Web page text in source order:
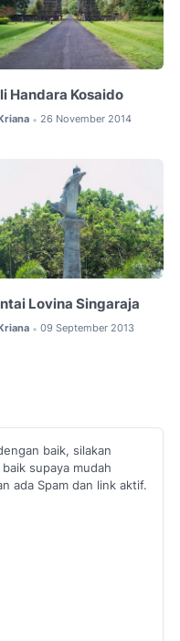
Handara Kosaido
• 26 November 2014
Lovina Singaraja
• 09 September 2013
baik, silakan
supaya mudah
ada Spam dan link aktif.